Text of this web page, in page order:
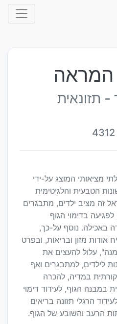
המראה
- תזונאית
מציאותי המוצג על-ידי
הטבעית והלגיטימית
זה מציב ילדים, מתבגרים
בדימוי הגוף
באכילה. נוסף על-כך,
מזון ובריאות, ובפרט
עלול להעצים את
לילדים, למתבגרים ואף
במדיה, להכרה
במבנה הגוף, לעידוד דימוי
הרגלי תזונה בריאים
הרעב והשובע של הגוף.